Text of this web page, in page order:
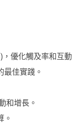
優化觸及率和互動
最佳實踐。
和增長。
。